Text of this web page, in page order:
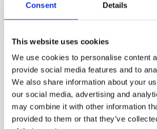
Consent Details
This website uses cookies
We use cookies to personalise content
provide social media features and to
We also share information about your
our social media, advertising and
may combine it with other information
provided to them or that they’ve
словникового запасу
Популярні теги